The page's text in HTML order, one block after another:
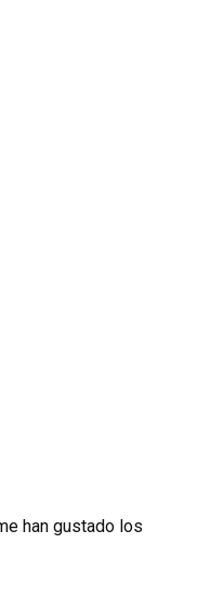
han gustado los